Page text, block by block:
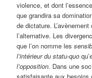
violence, et dont
que grandira sa
de dictature.
l’alternative. Les
que l’on nomme les
l’intérieur du statu-quo
l’opposition. Dans une
satisfaisante aux